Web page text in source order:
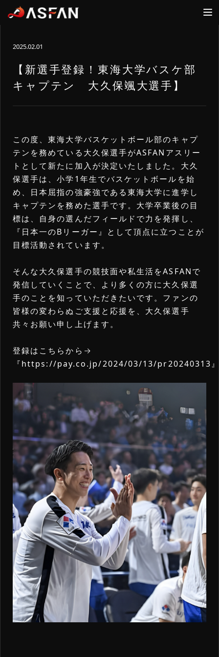
ファン
FANS
新規登録
ログイン
アスリート一覧
新着ニュース
詳細内容確認
ATHLETES
ログイン
詳細内容確認
ASFAN
お問合せ
2025.02.01
【新選手登録！東海大学バスケ部
キャプテン 大久保颯大選手】
この度、東海大学バスケットボール部のキャプ
テンを務めている大久保選手がASFANアスリー
トとして新たに加入が決定いたしました。大久
保選手は、小学1年生でバスケットボールを始
め、日本屈指の強豪強である東海大学に進学し
キャプテンを務めた選手です。大学卒業後の目
標は、自身の選んだフィールドで力を発揮し、
『日本一のBリーガー』として頂点に立つことが
目標活動されています。
そんな大久保選手の競技面や私生活をASFANで
発信していくことで、より多くの方に大久保選
手のことを知っていただきたいです。ファンの
皆様の変わらぬご支援と応援を、大久保選手
共々お願い申し上げます。
登録はこちらから→
『https://pay.co.jp/2024/03/13/pr20240313